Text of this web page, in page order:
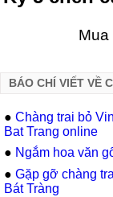
Mua
BÁO CHÍ VIẾT VỀ
● Chàng trai bỏ
Bat Trang online
● Ngắm hoa văn
● Gặp gỡ chàng
Bát Tràng